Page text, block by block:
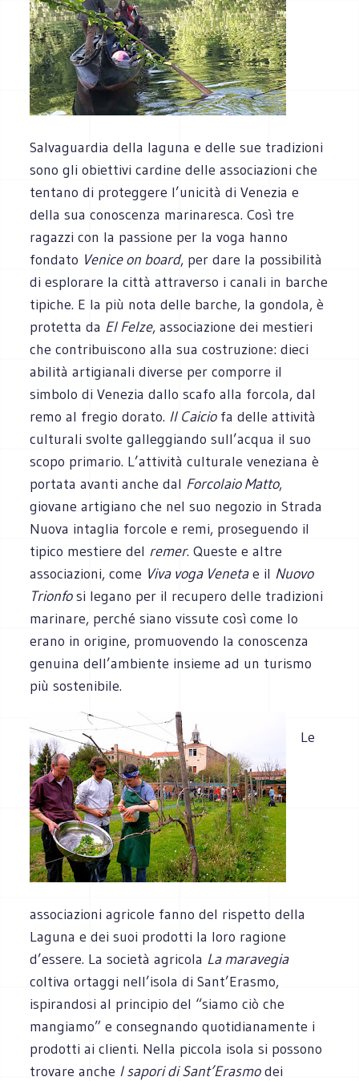
Salvaguardia della laguna e delle sue tradizioni
sono gli obiettivi cardine delle associazioni che
tentano di proteggere l’unicità di Venezia e
della sua conoscenza marinaresca. Così tre
ragazzi con la passione per la voga hanno
fondato Venice on board, per dare la possibilità
di esplorare la città attraverso i canali in barche
tipiche. E la più nota delle barche, la gondola, è
protetta da El Felze, associazione dei mestieri
che contribuiscono alla sua costruzione: dieci
abilità artigianali diverse per comporre il
simbolo di Venezia dallo scafo alla forcola, dal
remo al fregio dorato. Il Caiciofa delle attività
culturali svolte galleggiando sull’acqua il suo
scopo primario. L’attività culturale veneziana è
portata avanti anche dal Forcolaio Matto,
giovane artigiano che nel suo negozio in Strada
Nuova intaglia forcole e remi, proseguendo il
tipico mestiere del remer. Queste e altre
associazioni, come Viva voga Venetae il Nuovo
Trionfosi legano per il recupero delle tradizioni
marinare, perché siano vissute così come lo
erano in origine, promuovendo la conoscenza
genuina dell’ambiente insieme ad un turismo
più sostenibile.
Le
associazioni agricole fanno del rispetto della
Laguna e dei suoi prodotti la loro ragione
d’essere. La società agricola La maravegia
coltiva ortaggi nell’isola di Sant’Erasmo,
ispirandosi al principio del “siamo ciò che
mangiamo” e consegnando quotidianamente i
prodotti ai clienti. Nella piccola isola si possono
trovare anche I sapori di Sant’Erasmodei